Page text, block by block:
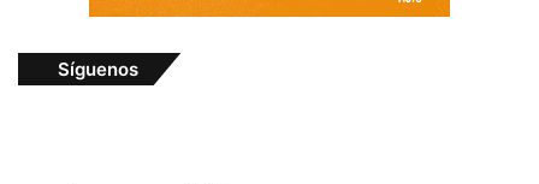
Síguenos